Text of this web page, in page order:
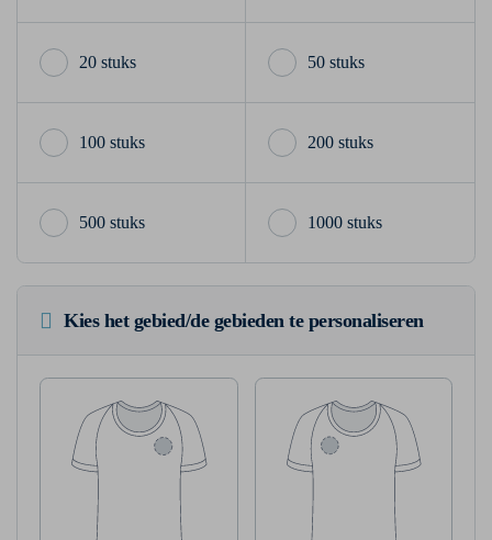
20 stuks 50 stuks
100 stuks 200 stuks
500 stuks 1000 stuks
Kies het gebied/de gebieden te personaliseren